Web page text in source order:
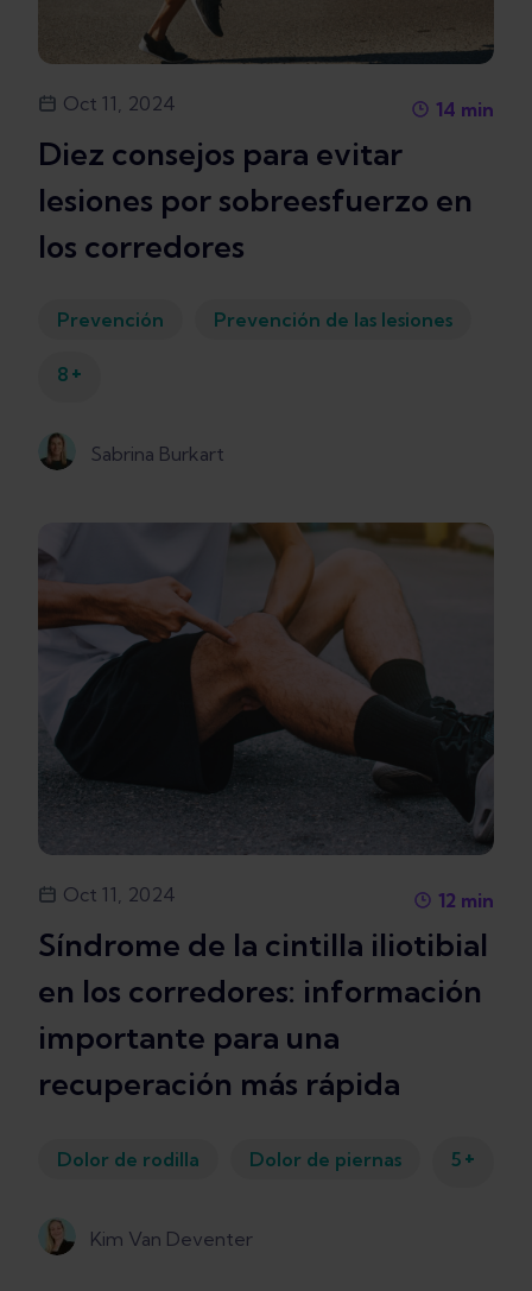
Oct 11, 2024 14 min
Diez consejos para evitar
lesiones por sobreesfuerzo en
los corredores
Prevención Prevención de las lesiones
8 +
Sabrina Burkart
Oct 11, 2024 12 min
Síndrome de la cintilla iliotibial
en los corredores: información
importante para una
recuperación más rápida
Dolor de rodilla Dolor de piernas 5 +
Kim Van Deventer